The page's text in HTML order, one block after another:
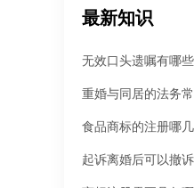
最新知识
无效口头遗嘱有哪些
重婚与同居的法务
食品商标的注册哪
起诉离婚后可以撤